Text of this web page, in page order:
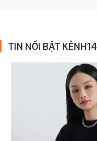
TIN NỔI BẬT KÊNH14